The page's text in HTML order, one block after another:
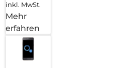
inkl. MwSt.
Mehr
erfahren